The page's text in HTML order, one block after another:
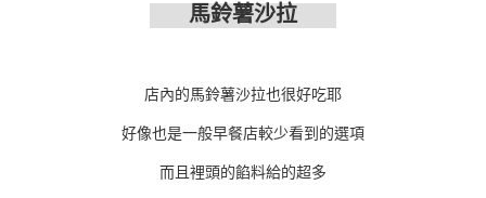
馬鈴薯沙拉
店內的馬鈴薯沙拉也很好吃耶
好像也是一般早餐店較少看到的選項
而且裡頭的餡料給的超多